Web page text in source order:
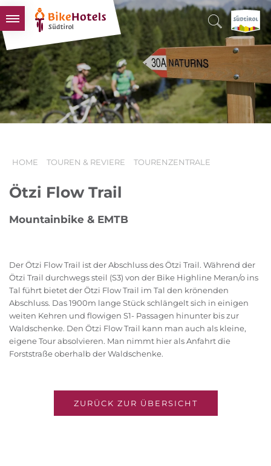
BIKEHOTELS
HOTELS & PAKETE
TOUREN & REVIERE
SÜDTIROL & WIR
HOME TOUREN & REVIERE TOURENZENTRALE
Ötzi Flow Trail
Mountainbike & EMTB
Der Ötzi Flow Trail ist der Abschluss des Ötzi Trail. Während der
Ötzi Trail durchwegs steil (S3) von der Bike Highline Meran/o ins
Tal führt bietet der Ötzi Flow Trail im Tal den krönenden
Abschluss. Das 1900m lange Stück schlängelt sich in einigen
weiten Kehren und flowigen S1- Passagen hinunter bis zur
Waldschenke. Den Ötzi Flow Trail kann man auch als kleine,
eigene Tour absolvieren. Man nimmt hier als Anfahrt die
Forststraße oberhalb der Waldschenke.
ZURÜCK ZUR ÜBERSICHT